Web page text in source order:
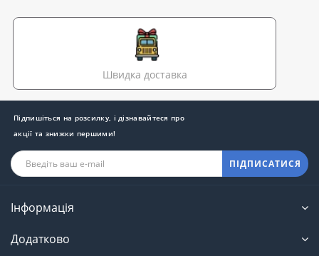
Швидка доставка
Підпишіться на розсилку, і дізнавайтеся про
акції та знижки першими!
ПІДПИСАТИСЯ
Інформація
Додатково